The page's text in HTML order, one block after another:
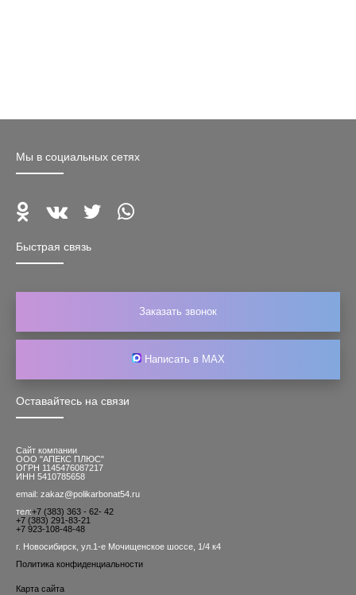
Оставайтесь на связи
Сайт компании
ООО "АПЕКС ПЛЮС"
ОГРН 1145476087217
ИНН 5410785658
email: zakaz@polikarbonat54.ru
тел:+7 (383) 363 - 62- 42
+7 (383) 291-83-21
+7 923-108-48-48
г. Новосибирск, ул.1-е Мочищенское шоссе, 1/4 к4
Политика конфиденциальности
Карта сайта
Мы в социальных сетях
Быстрая связь
Заказать звонок
Написать в MAX